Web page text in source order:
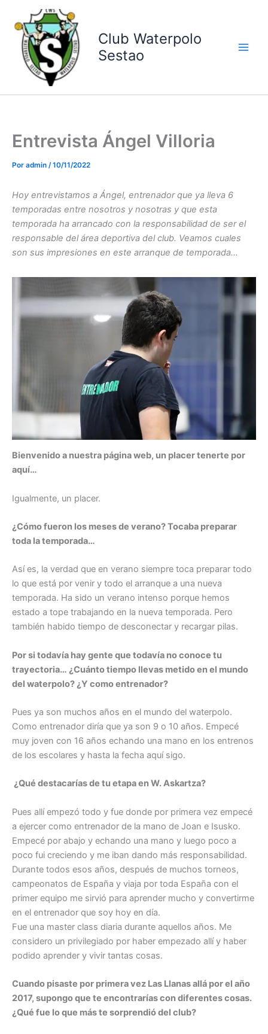
contenido
Club Waterpolo
Sestao
Entrevista Ángel Villoria
Por admin /10/11/2022
Hoy entrevistamos a Ángel, entrenador que ya lleva 6
temporadas entre nosotros y nosotras y que esta
temporada ha arrancado con la responsabilidad de ser el
responsable del área deportiva del club. Veamos cuales
son sus impresiones en este arranque de temporada…
Bienvenido a nuestra página web, un placer tenerte por
aquí…
Igualmente, un placer.
¿Cómo fueron los meses de verano? Tocaba preparar
toda la temporada…
Así es, la verdad que en verano siempre toca preparar todo
lo que está por venir y todo el arranque a una nueva
temporada. Ha sido un verano intenso porque hemos
estado a tope trabajando en la nueva temporada. Pero
también habido tiempo de desconectar y recargar pilas.
Por si todavía hay gente que todavía no conoce tu
trayectoria… ¿Cuánto tiempo llevas metido en el mundo
del waterpolo? ¿Y como entrenador?
Pues ya son muchos años en el mundo del waterpolo.
Como entrenador diría que ya son 9 o 10 años. Empecé
muy joven con 16 años echando una mano en los entrenos
de los escolares y hasta la fecha aquí sigo.
¿Qué destacarías de tu etapa en W. Askartza?
Pues allí empezó todo y fue donde por primera vez empecé
a ejercer como entrenador de la mano de Joan e Isusko.
Empecé por abajo y echando una mano y luego poco a
poco fui creciendo y me iban dando más responsabilidad.
Durante todos esos años, después de muchos torneos,
campeonatos de España y viaja por toda España con el
primer equipo me sirvió para aprender mucho y convertirme
en el entrenador que soy hoy en día.
Fue una master class diaria durante aquellos años. Me
considero un privilegiado por haber empezado allí y haber
podido aprender y vivir tantas cosas.
Cuando pisaste por primera vez Las Llanas allá por el año
2017, supongo que te encontrarías con diferentes cosas.
¿Qué fue lo que más te sorprendió del club?